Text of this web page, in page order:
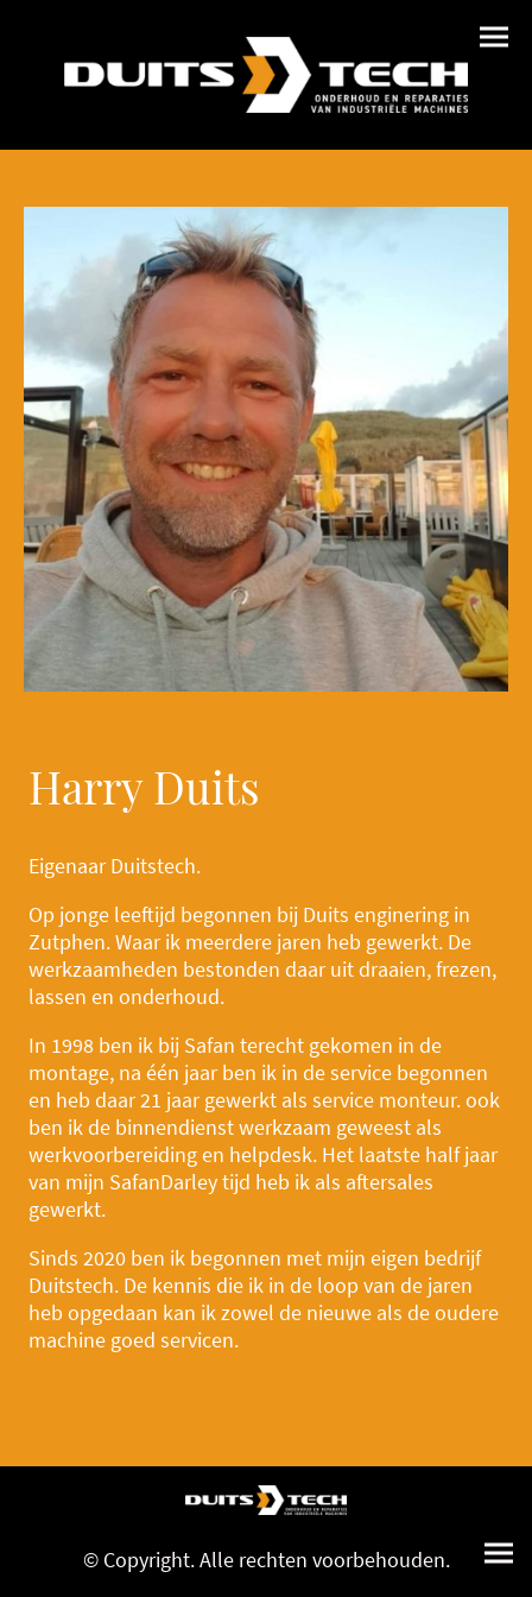
Harry Duits
Eigenaar Duitstech.
Op jonge leeftijd begonnen bij Duits enginering in
Zutphen. Waar ik meerdere jaren heb gewerkt. De
werkzaamheden bestonden daar uit draaien, frezen,
lassen en onderhoud.
In 1998 ben ik bij Safan terecht gekomen in de
montage, na één jaar ben ik in de service begonnen
en heb daar 21 jaar gewerkt als service monteur. ook
ben ik de binnendienst werkzaam geweest als
werkvoorbereiding en helpdesk. Het laatste half jaar
van mijn SafanDarley tijd heb ik als aftersales
gewerkt.
Sinds 2020 ben ik begonnen met mijn eigen bedrijf
Duitstech. De kennis die ik in de loop van de jaren
heb opgedaan kan ik zowel de nieuwe als de oudere
machine goed servicen.
© Copyright. Alle rechten voorbehouden.